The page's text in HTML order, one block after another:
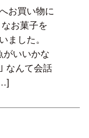
お買い物に
お菓子を
ました。
がいいかな
なんて会話